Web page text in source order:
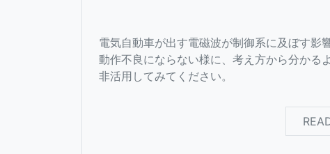
電気自動車が出す電磁波が制御系に及ぼす影
動作不良にならない様に、考え方から分かる
非活用してみてください。